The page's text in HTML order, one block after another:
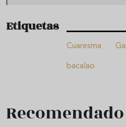
Etiquetas
Cuaresma
bacalao
Recomendado